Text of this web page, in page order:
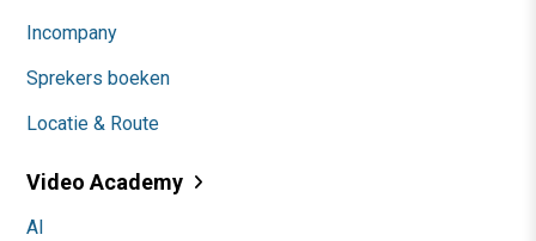
Incompany
Sprekers boeken
Locatie & Route
Video Academy
AI